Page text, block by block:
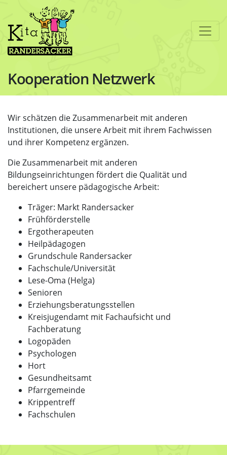
Kooperation Netzwerk
Wir schätzen die Zusammenarbeit mit anderen
Institutionen, die unsere Arbeit mit ihrem Fachwissen
und ihrer Kompetenz ergänzen.
Die Zusammenarbeit mit anderen
Bildungseinrichtungen fördert die Qualität und
bereichert unsere pädagogische Arbeit:
Träger: Markt Randersacker
Frühförderstelle
Ergotherapeuten
Heilpädagogen
Grundschule Randersacker
Fachschule/Universität
Lese-Oma (Helga)
Senioren
Erziehungsberatungsstellen
Kreisjugendamt mit Fachaufsicht und
Fachberatung
Logopäden
Psychologen
Hort
Gesundheitsamt
Pfarrgemeinde
Krippentreff
Fachschulen